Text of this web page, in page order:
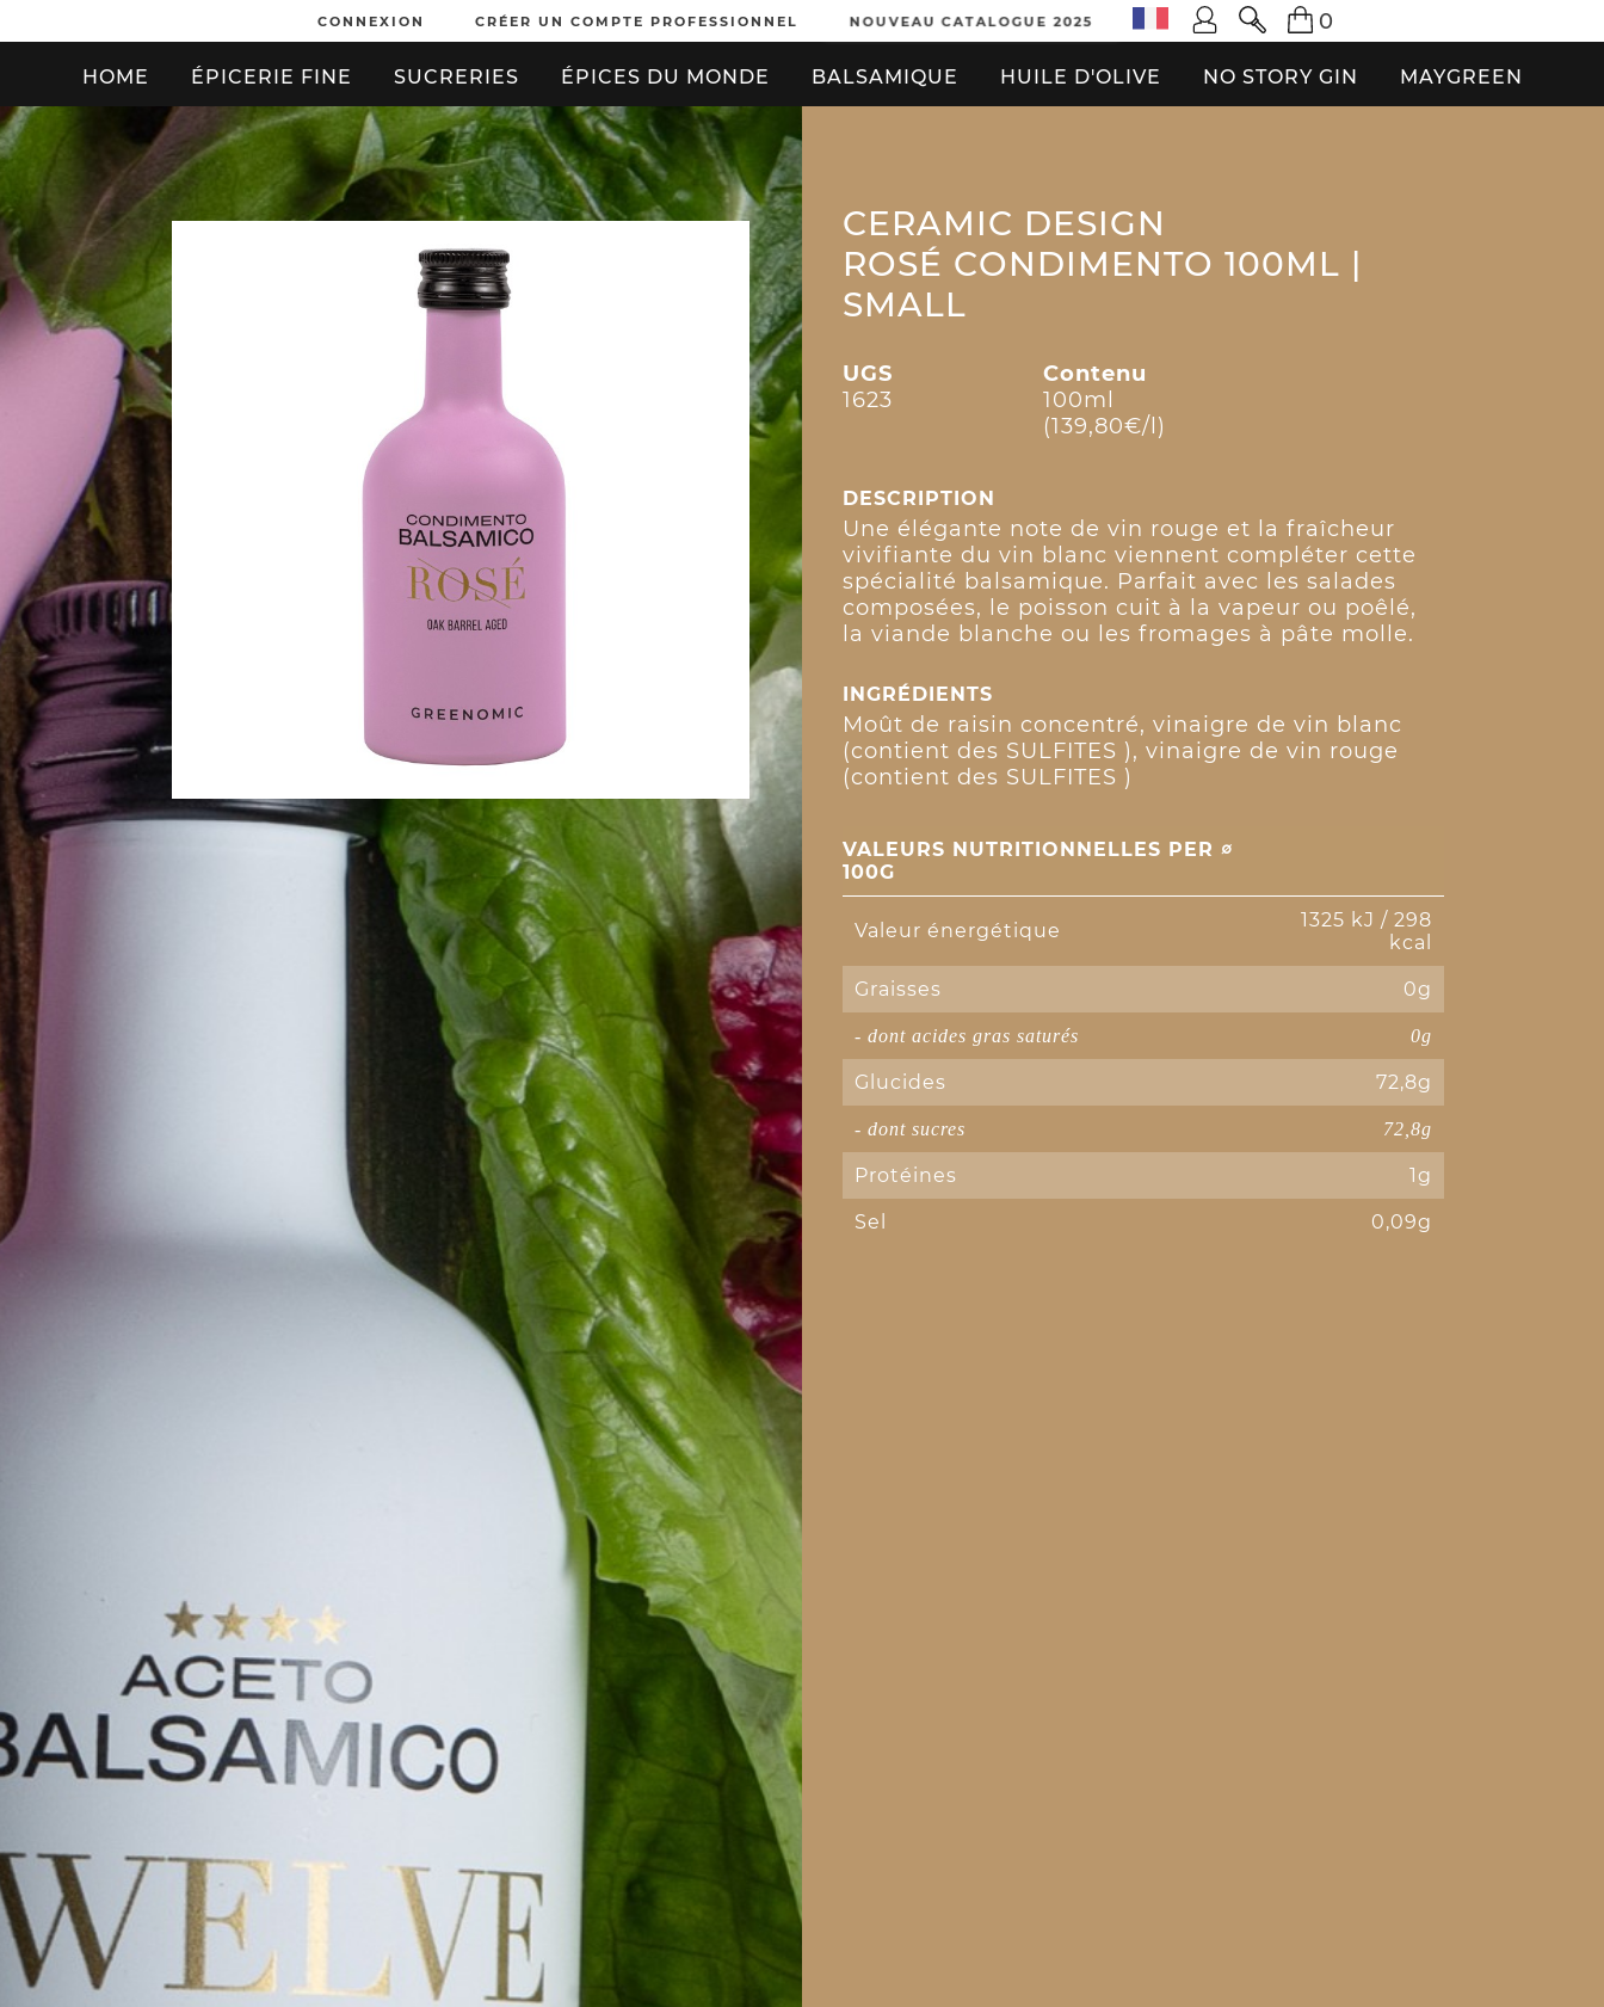
CONNEXION CRÉER UN COMPTE PROFESSIONNEL NOUVEAU CATALOGUE 2025 0
HOME ÉPICERIE FINE SUCRERIES ÉPICES DU MONDE BALSAMIQUE HUILE D'OLIVE NO STORY GIN MAYGREEN
CERAMIC DESIGN
ROSÉ CONDIMENTO 100ML |
SMALL
UGS
1623
Contenu
100ml
(139,80€/l)
DESCRIPTION
Une élégante note de vin rouge et la fraîcheur
vivifiante du vin blanc viennent compléter cette
spécialité balsamique. Parfait avec les salades
composées, le poisson cuit à la vapeur ou poêlé,
la viande blanche ou les fromages à pâte molle.
INGRÉDIENTS
Moût de raisin concentré, vinaigre de vin blanc
(contient des SULFITES ), vinaigre de vin rouge
(contient des SULFITES )
VALEURS NUTRITIONNELLES PER ∅
100G
Valeur énergétique
1325 kJ / 298
kcal
Graisses 0g
- dont acides gras saturés 0g
Glucides 72,8g
- dont sucres 72,8g
Protéines 1g
Sel 0,09g